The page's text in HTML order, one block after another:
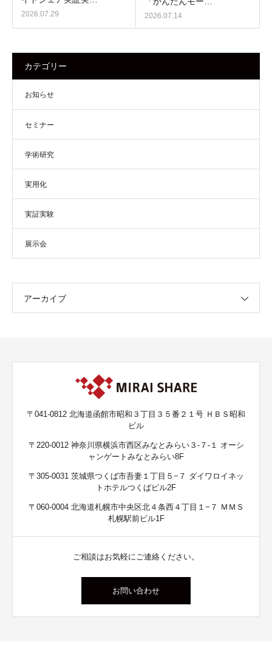
2026.07.29 2026.07.14
カテゴリー
お知らせ
セミナー
学術研究
実用化
実証実験
展示会
アーカイブ
〒041-0812 北海道函館市昭和３丁目３５番２１号 ＨＢＳ昭和
ビル
〒220-0012 神奈川県横浜市西区みなとみらい３-７-１ オーシ
ャンゲートみなとみらい8F
〒305-0031 茨城県つくば市吾妻１丁目５−７ ダイワロイネッ
トホテルつくばビル2F
〒060-0004 北海道札幌市中央区北４条西４丁目１−７ ＭＭＳ
札幌駅前ビル1F
ご相談はお気軽にご連絡ください。
お問い合わせ